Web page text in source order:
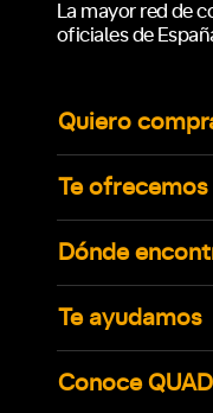
La mayor red de
oficiales de
Quiero
Te ofrecemos
Dónde
Te ayudamos
Conoce